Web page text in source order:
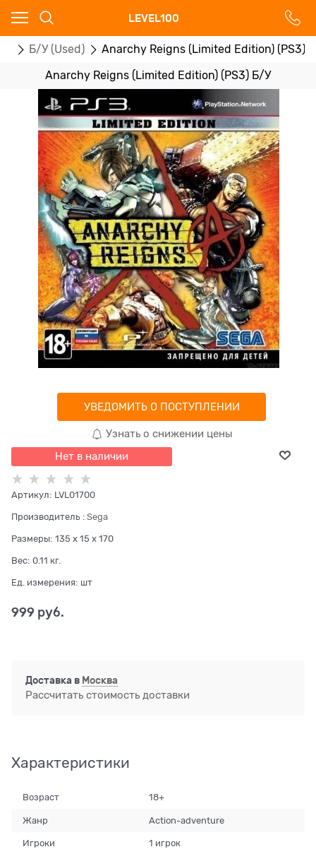
LEVEL100
Б/У (Used) Anarchy Reigns (Limited Edition) (PS3)
Anarchy Reigns (Limited Edition) (PS3) Б/У
УВЕДОМИТЬ О ПОСТУПЛЕНИИ
Узнать о снижении цены
Нет в наличии
Артикул: LVL01700
Производитель : Sega
Размеры: 135 x 15 x 170
Вес: 0.11 кг.
Ед. измерения: шт
999 руб.
Доставка в Москва
Рассчитать стоимость доставки
Характеристики
Возраст 18+
Жанр Action-adventure
Игроки 1 игрок
Ваш город - Москва,
угадали?
ДА НЕТ